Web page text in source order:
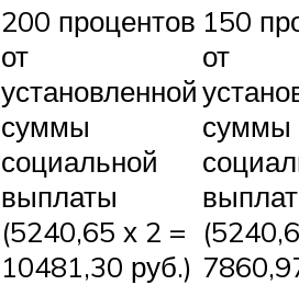
200 процентов
от
установленной
суммы
социальной
выплаты
(5240,65 х 2 =
10481,30 руб.)
150
от
суммы